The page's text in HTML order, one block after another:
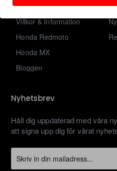
Privacy Policy
Villkor & Information
Honda Redmoto
Honda MX
Bloggen
Nyhetsbrev
Håll dig uppdaterad med våra
att signa upp dig för vårat
Skriv